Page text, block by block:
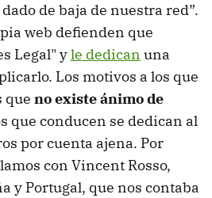
de baja de nuestra red”.
web defienden que
Legal" yle dedican una
Los motivos a los que
que no existe ánimo de
que conducen se dedican al
por cuenta ajena. Por
con Vincent Rosso,
y Portugal, que nos contaba